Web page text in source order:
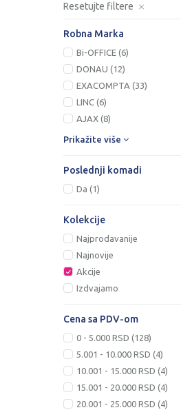
Resetujte filtere
Robna Marka
Bi-OFFICE (6)
DONAU (12)
EXACOMPTA (33)
LINC (6)
AJAX (8)
Prikažite više
Poslednji komadi
Da (1)
Kolekcije
Najprodavanije
Najnovije
Akcije
Izdvajamo
Cena sa PDV-om
0 - 5.000 RSD (128)
5.001 - 10.000 RSD (4)
10.001 - 15.000 RSD (4)
15.001 - 20.000 RSD (4)
20.001 - 25.000 RSD (4)